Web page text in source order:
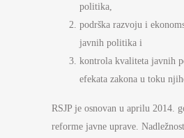
politika,
podrška razvoju i
javnih politika i
kontrola kvaliteta javnih
efekata zakona u toku
RSJP je osnovan u aprilu 2014.
reforme javne uprave.